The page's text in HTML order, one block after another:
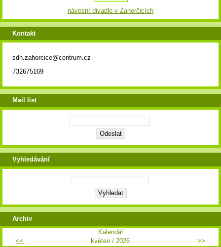
návesní divadlo v Zahorčicích
Kontakt
sdh.zahorcice@centrum.cz
732675169
Mail list
Vyhledávání
Archiv
Kalendář
<<
květen / 2026 >>